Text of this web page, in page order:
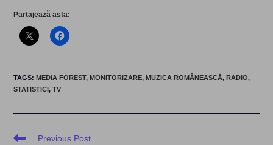
Partajează asta:
TAGS:MEDIA FOREST, MONITORIZARE, MUZICA ROMÂNEASCĂ, RADIO,
STATISTICI, TV
Read
Previous Post